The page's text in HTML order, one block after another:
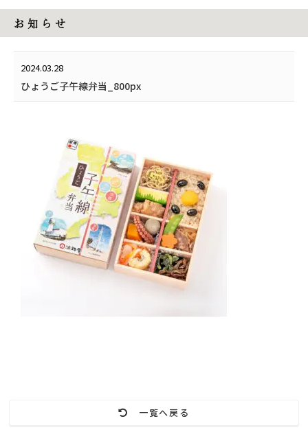
お 知 ら せ
2024.03.28
ひょうご子午線弁当_800px
一覧へ戻る